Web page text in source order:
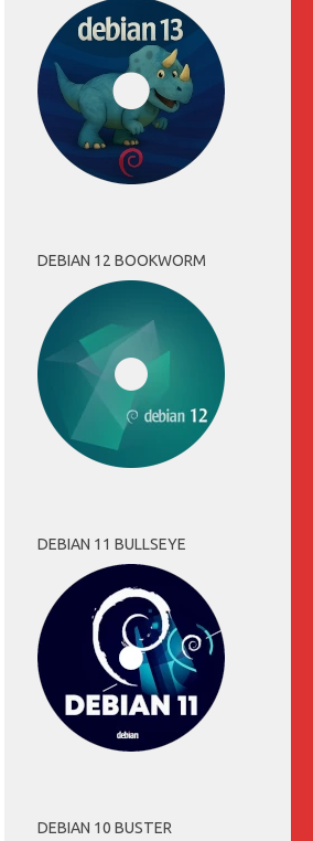
DEBIAN 12 BOOKWORM
DEBIAN 11 BULLSEYE
DEBIAN 10 BUSTER